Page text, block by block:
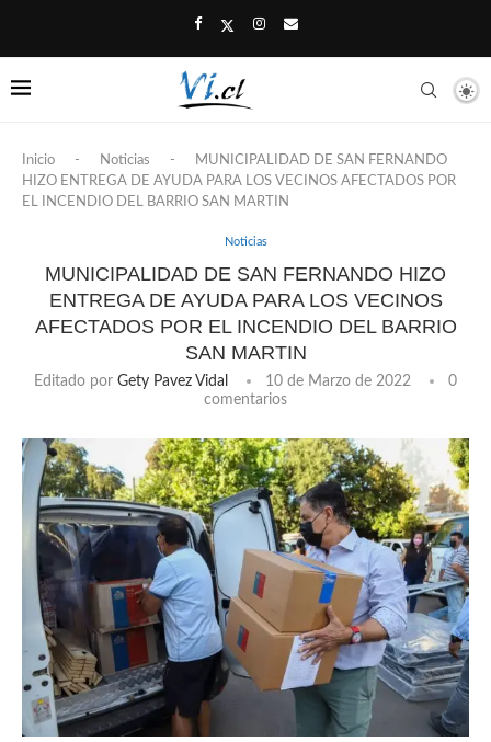
Inicio - Noticias -
MUNICIPALIDAD DE SAN FERNANDO
HIZO ENTREGA DE AYUDA PARA LOS VECINOS AFECTADOS POR
EL INCENDIO DEL BARRIO SAN MARTIN
Noticias
MUNICIPALIDAD DE SAN FERNANDO HIZO
ENTREGA DE AYUDA PARA LOS VECINOS
AFECTADOS POR EL INCENDIO DEL BARRIO
SAN MARTIN
Editado por Gety Pavez Vidal 10 de Marzo de 2022
0
comentarios